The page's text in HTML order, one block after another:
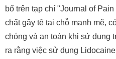
bố trên tạp chí "Journal of
chất gây tê tại chỗ mạnh mẽ,
chóng và an toàn khi sử dụng
ra rằng việc sử dụng